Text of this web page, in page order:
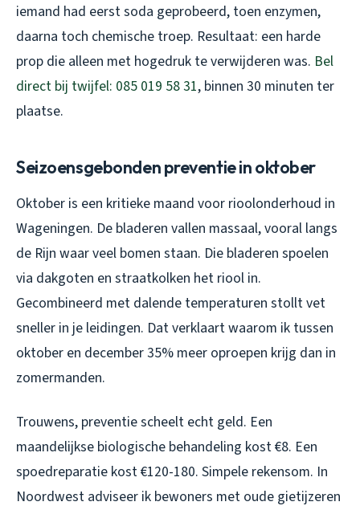
iemand had eerst soda geprobeerd, toen enzymen,
daarna toch chemische troep. Resultaat: een harde
prop die alleen met hogedruk te verwijderen was. Bel
direct bij twijfel: 085 019 58 31, binnen 30 minuten ter
plaatse.
Seizoensgebonden preventie in oktober
Oktober is een kritieke maand voor rioolonderhoud in
Wageningen. De bladeren vallen massaal, vooral langs
de Rijn waar veel bomen staan. Die bladeren spoelen
via dakgoten en straatkolken het riool in.
Gecombineerd met dalende temperaturen stollt vet
sneller in je leidingen. Dat verklaart waarom ik tussen
oktober en december 35% meer oproepen krijg dan in
zomermanden.
Trouwens, preventie scheelt echt geld. Een
maandelijkse biologische behandeling kost €8. Een
spoedreparatie kost €120-180. Simpele rekensom. In
Noordwest adviseer ik bewoners met oude gietijzeren